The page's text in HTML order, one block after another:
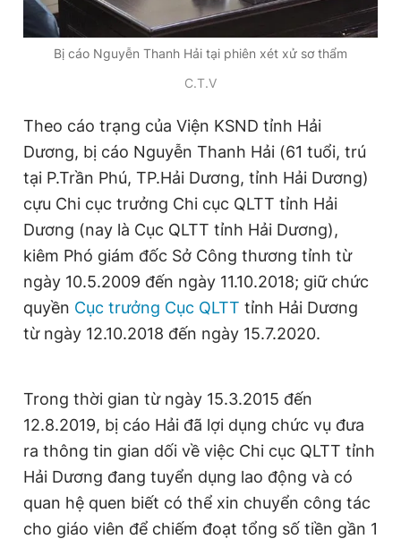
Bị cáo Nguyễn Thanh Hải tại phiên xét xử sơ thẩm
C.T.V
Theo cáo trạng của Viện KSND tỉnh Hải
Dương, bị cáo Nguyễn Thanh Hải (61 tuổi, trú
tại P.Trần Phú, TP.Hải Dương, tỉnh Hải Dương)
cựu Chi cục trưởng Chi cục QLTT tỉnh Hải
Dương (nay là Cục QLTT tỉnh Hải Dương),
kiêm Phó giám đốc Sở Công thương tỉnh từ
ngày 10.5.2009 đến ngày 11.10.2018; giữ chức
quyền Cục trưởng Cục QLTT tỉnh Hải Dương
từ ngày 12.10.2018 đến ngày 15.7.2020.
Trong thời gian từ ngày 15.3.2015 đến
12.8.2019, bị cáo Hải đã lợi dụng chức vụ đưa
ra thông tin gian dối về việc Chi cục QLTT tỉnh
Hải Dương đang tuyển dụng lao động và có
quan hệ quen biết có thể xin chuyển công tác
cho giáo viên để chiếm đoạt tổng số tiền gần 1